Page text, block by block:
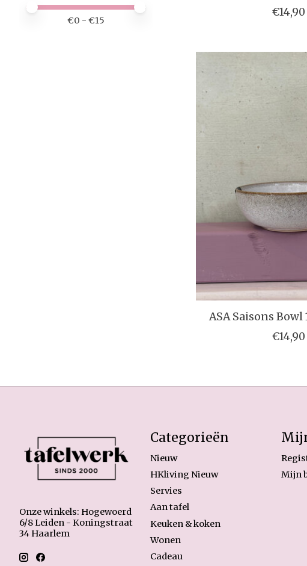
Minimale prijswaarde
Price maximum value
€0 - €15
€14,90
ASA Saisons Bowl
€14,90
Onze winkels: Hogewoerd
6/8 Leiden - Koningstraat
34 Haarlem
Categorieën
Nieuw
HKliving Nieuw
Servies
Aan tafel
Keuken & koken
Wonen
Cadeau
Mijn